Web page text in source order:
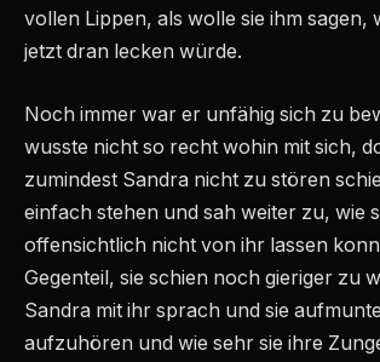
vollen Lippen, als wolle sie ihm sagen,
jetzt dran lecken würde.
Noch immer war er unfähig sich zu
wusste nicht so recht wohin mit sich,
zumindest Sandra nicht zu stören
einfach stehen und sah weiter zu, wie
offensichtlich nicht von ihr lassen
Gegenteil, sie schien noch gieriger zu
Sandra mit ihr sprach und sie
aufzuhören und wie sehr sie ihre